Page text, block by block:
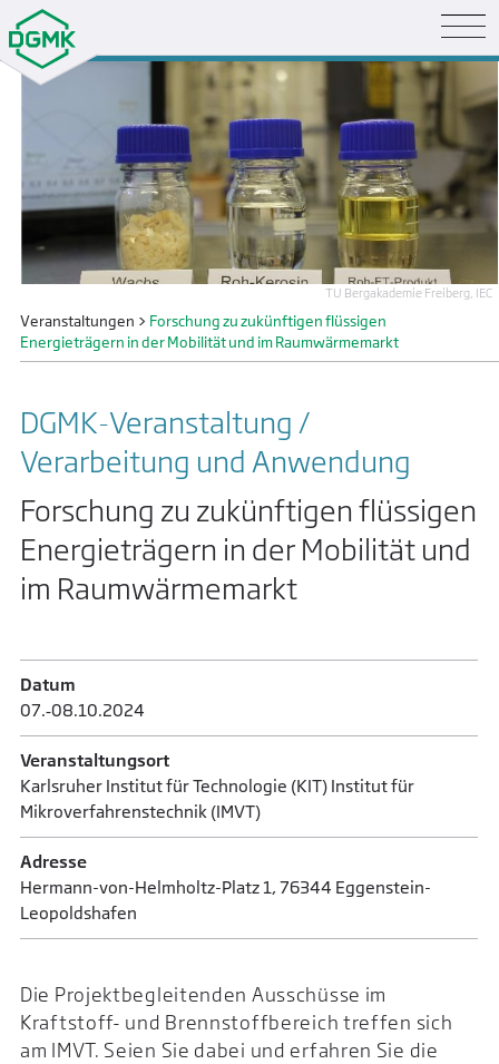
TU Bergakademie Freiberg, IEC
Veranstaltungen > Forschung zu zukünftigen flüssigen
Energieträgern in der Mobilität und im Raumwärmemarkt
DGMK-Veranstaltung /
Verarbeitung und Anwendung
Forschung zu zukünftigen flüssigen
Energieträgern in der Mobilität und
im Raumwärmemarkt
Datum
07.‑08.​10.​2024
Veranstaltungsort
Karlsruher Institut für Technologie (KIT) Institut für
Mikroverfahrenstechnik (IMVT)
Adresse
Hermann-von-Helmholtz-Platz 1, 76344 Eggenstein-
Leopoldshafen
Die Projektbegleitenden Ausschüsse im
Kraftstoff- und Brennstoffbereich treffen sich
am IMVT. Seien Sie dabei und erfahren Sie die